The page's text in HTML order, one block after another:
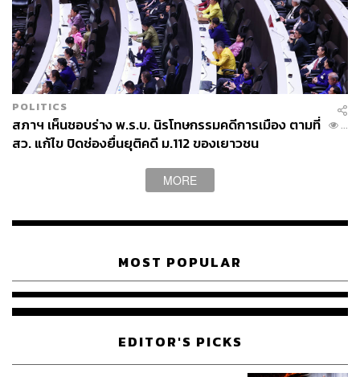
POLITICS
สภาฯ เห็นชอบร่าง พ.ร.บ. นิรโทษกรรมคดีการเมือง ตามที่
สว. แก้ไข ปิดช่องยื่นยุติคดี ม.112 ของเยาวชน
...
MORE
MOST POPULAR
EDITOR'S PICKS